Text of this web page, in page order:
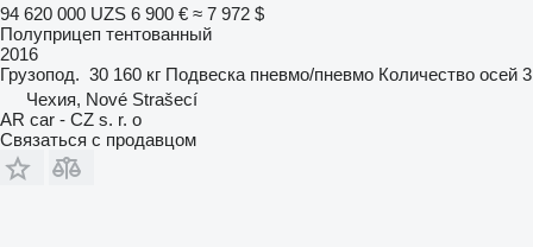
94 620 000 UZS 6 900 € ≈ 7 972 $
Полуприцеп тентованный
2016
Грузопод. 30 160 кг Подвеска пневмо/пневмо Количество осей 3
Чехия, Nové Strašecí
AR car - CZ s. r. o
Связаться с продавцом